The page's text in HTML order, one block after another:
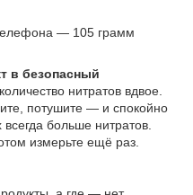
— 105 грамм
в безопасный
нитратов вдвое.
потушите — и спокойно
больше нитратов.
измерьте ещё раз.